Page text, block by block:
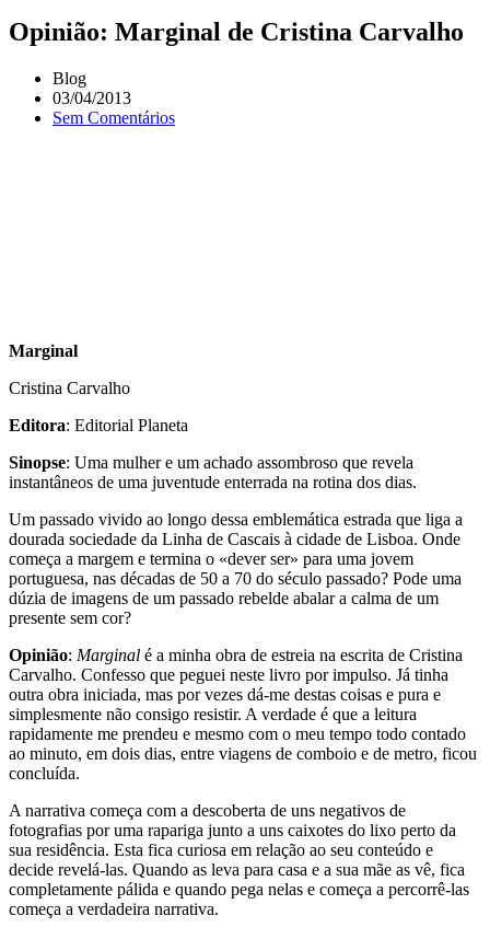
Opinião: Marginal de Cristina Carvalho
Blog
03/04/2013
Sem Comentários
Marginal
Cristina Carvalho
Editora: Editorial Planeta
Sinopse: Uma mulher e um achado assombroso que revela
instantâneos de uma juventude enterrada na rotina dos dias.
Um passado vivido ao longo dessa emblemática estrada que liga a
dourada sociedade da Linha de Cascais à cidade de Lisboa. Onde
começa a margem e termina o «dever ser» para uma jovem
portuguesa, nas décadas de 50 a 70 do século passado? Pode uma
dúzia de imagens de um passado rebelde abalar a calma de um
presente sem cor?
Opinião: Marginal é a minha obra de estreia na escrita de Cristina
Carvalho. Confesso que peguei neste livro por impulso. Já tinha
outra obra iniciada, mas por vezes dá-me destas coisas e pura e
simplesmente não consigo resistir. A verdade é que a leitura
rapidamente me prendeu e mesmo com o meu tempo todo contado
ao minuto, em dois dias, entre viagens de comboio e de metro, ficou
concluída.
A narrativa começa com a descoberta de uns negativos de
fotografias por uma rapariga junto a uns caixotes do lixo perto da
sua residência. Esta fica curiosa em relação ao seu conteúdo e
decide revelá-las. Quando as leva para casa e a sua mãe as vê, fica
completamente pálida e quando pega nelas e começa a percorrê-las
começa a verdadeira narrativa.